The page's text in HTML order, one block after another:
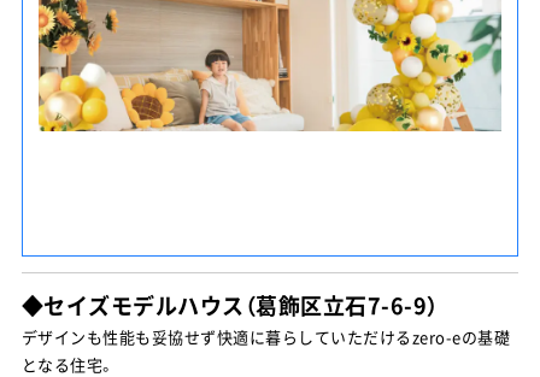
◆セイズモデルハウス（葛飾区立石7-6-9）
デザインも性能も妥協せず快適に暮らしていただけるzero-eの基礎
となる住宅。